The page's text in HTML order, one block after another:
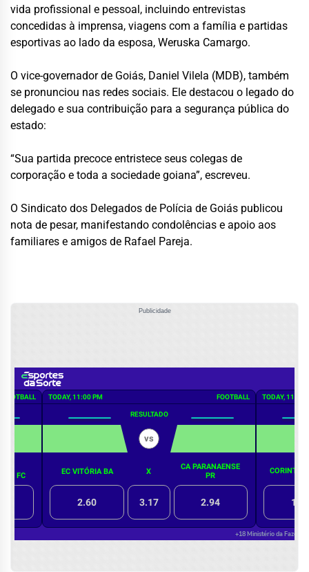
vida profissional e pessoal, incluindo entrevistas
concedidas à imprensa, viagens com a família e partidas
esportivas ao lado da esposa, Weruska Camargo.
O vice-governador de Goiás, Daniel Vilela (MDB), também
se pronunciou nas redes sociais. Ele destacou o legado do
delegado e sua contribuição para a segurança pública do
estado:
“Sua partida precoce entristece seus colegas de
corporação e toda a sociedade goiana”, escreveu.
O Sindicato dos Delegados de Polícia de Goiás publicou
nota de pesar, manifestando condolências e apoio aos
familiares e amigos de Rafael Pareja.
Publicidade